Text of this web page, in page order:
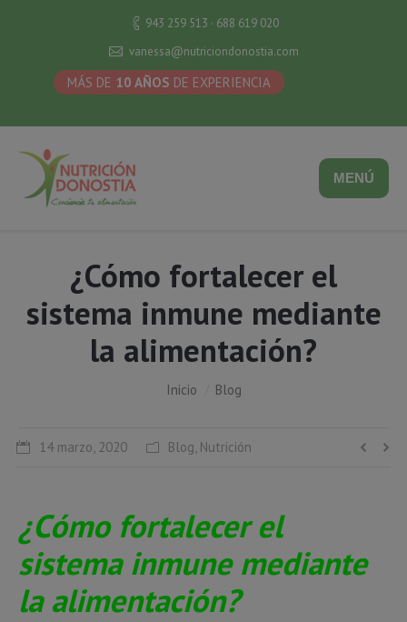
943 259 513 · 688 619 020
vanessa@nutriciondonostia.com
MÁS DE 10 AÑOS DE EXPERIENCIA
MENÚ
¿Cómo fortalecer el
sistema inmune mediante
la alimentación?
Inicio Blog
14 marzo, 2020 Blog, Nutrición
¿Cómo fortalecer el
sistema inmune mediante
la alimentación?